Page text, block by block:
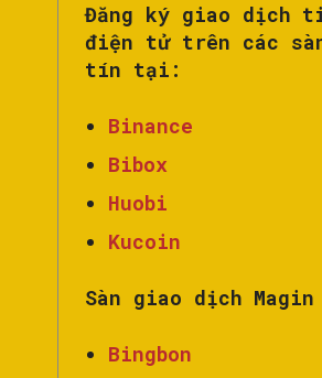
Đăng ký giao dịch
điện tử trên các
tín tại:
Binance
Bibox
Huobi
Kucoin
Sàn giao dịch
Bingbon